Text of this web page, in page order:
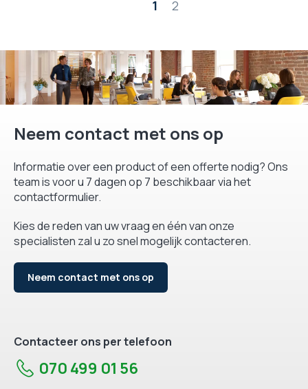
1 2
Neem contact met ons op
Informatie over een product of een offerte nodig? Ons
team is voor u 7 dagen op 7 beschikbaar via het
contactformulier.
Kies de reden van uw vraag en één van onze
specialisten zal u zo snel mogelijk contacteren.
Neem contact met ons op
Contacteer ons per telefoon
070 499 01 56